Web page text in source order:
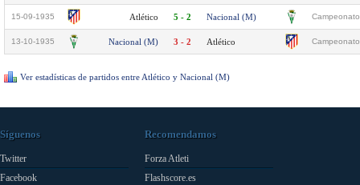
15-09-1935 Atlético 5 - 2 Nacional (M)
13-10-1935 Nacional (M) 3 - 2 Atlético
Ver estadísticas de partidos entre Atlético y Nacional (M)
Síguenos
Twitter
Facebook
Recomendamos
Forza Atleti
Flashscore.es